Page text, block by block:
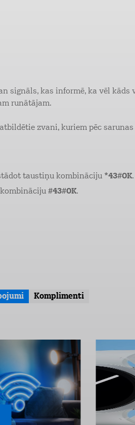
signāls, kas informē, ka vēl
runātājam.
zvani, kuriem pēc
taustiņu kombināciju *43#OK.
#43#OK.
Komplimenti